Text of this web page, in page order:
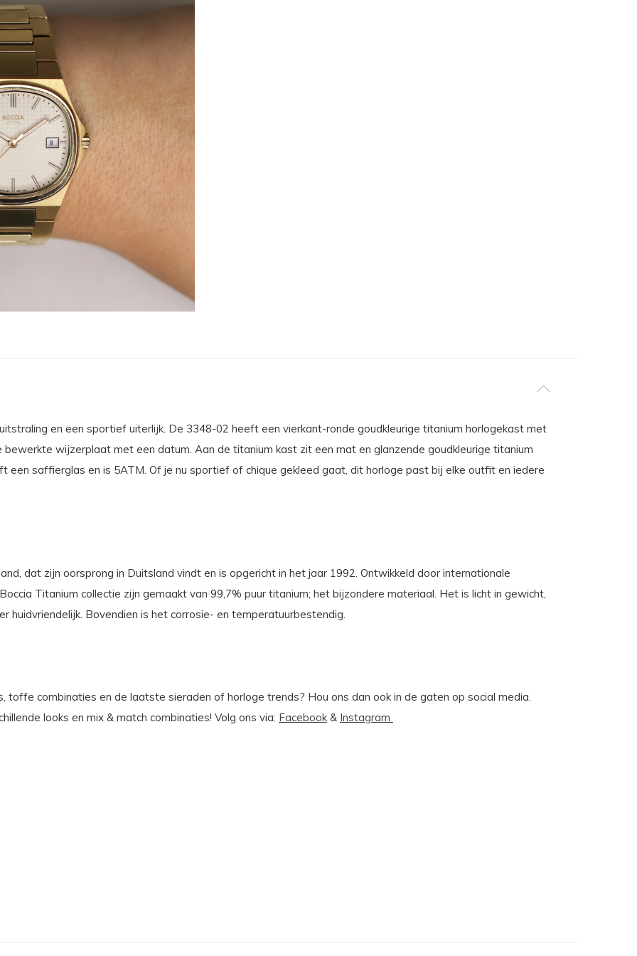
en een sportief uiterlijk. De 3348-02 heeft een vierkant-ronde goudkleurige titanium horlogekast met
wijzerplaat met een datum. Aan de titanium kast zit een mat en glanzende goudkleurige titanium
een saffierglas en is 5ATM. Of je nu sportief of chique gekleed gaat, dit horloge past bij elke outfit en iedere
dat zijn oorsprong in Duitsland vindt en is opgericht in het jaar 1992. Ontwikkeld door internationale
Titanium collectie zijn gemaakt van 99,7% puur titanium; het bijzondere materiaal. Het is licht in gewicht,
huidvriendelijk. Bovendien is het corrosie- en temperatuurbestendig.
toffe combinaties en de laatste sieraden of horloge trends? Hou ons dan ook in de gaten op social media.
looks en mix & match combinaties! Volg ons via: Facebook & Instagram